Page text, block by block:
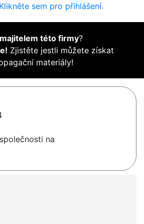
Klikněte sem pro přihlášení.
této firmy?
Zjistěte jestli můžete získat
materiály!
na